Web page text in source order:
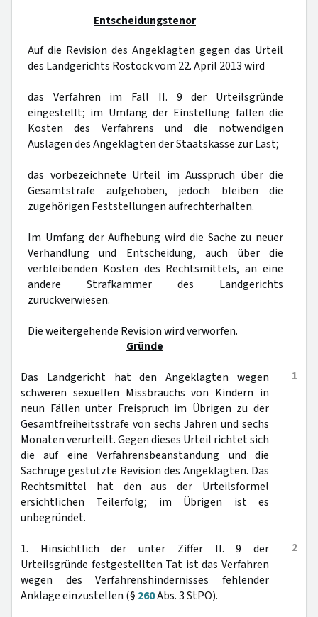
Entscheidungstenor
Auf die Revision des Angeklagten gegen das Urteil
des Landgerichts Rostock vom 22. April 2013 wird
das Verfahren im Fall II. 9 der Urteilsgründe
eingestellt; im Umfang der Einstellung fallen die
Kosten des Verfahrens und die notwendigen
Auslagen des Angeklagten der Staatskasse zur Last;
das vorbezeichnete Urteil im Ausspruch über die
Gesamtstrafe aufgehoben, jedoch bleiben die
zugehörigen Feststellungen aufrechterhalten.
Im Umfang der Aufhebung wird die Sache zu neuer
Verhandlung und Entscheidung, auch über die
verbleibenden Kosten des Rechtsmittels, an eine
andere Strafkammer des Landgerichts
zurückverwiesen.
Die weitergehende Revision wird verworfen.
Gründe
1
Das Landgericht hat den Angeklagten wegen
schweren sexuellen Missbrauchs von Kindern in
neun Fällen unter Freispruch im Übrigen zu der
Gesamtfreiheitsstrafe von sechs Jahren und sechs
Monaten verurteilt. Gegen dieses Urteil richtet sich
die auf eine Verfahrensbeanstandung und die
Sachrüge gestützte Revision des Angeklagten. Das
Rechtsmittel hat den aus der Urteilsformel
ersichtlichen Teilerfolg; im Übrigen ist es
unbegründet.
2
1. Hinsichtlich der unter Ziffer II. 9 der
Urteilsgründe festgestellten Tat ist das Verfahren
wegen des Verfahrenshindernisses fehlender
Anklage einzustellen (§ 260Abs. 3 StPO).